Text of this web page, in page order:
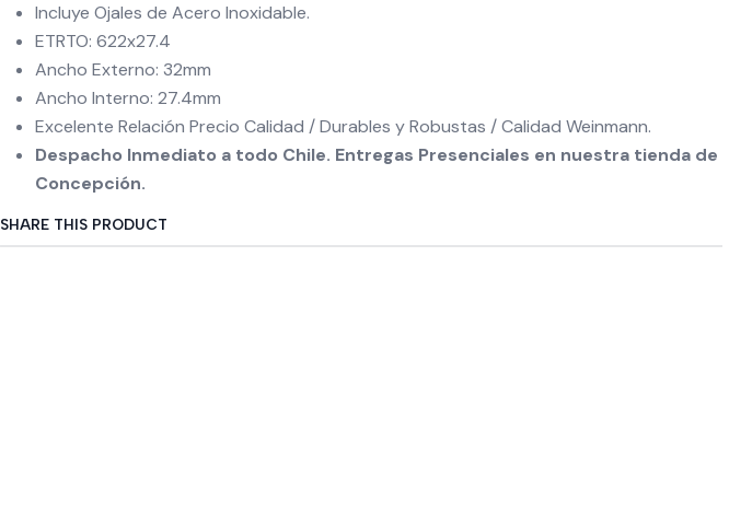
Incluye Ojales de Acero Inoxidable.
ETRTO: 622x27.4
Ancho Externo: 32mm
Ancho Interno: 27.4mm
Excelente Relación Precio Calidad / Durables y Robustas / Calidad Weinmann.
Despacho Inmediato a todo Chile. Entregas Presenciales en nuestra tienda de
Concepción.
SHARE THIS PRODUCT